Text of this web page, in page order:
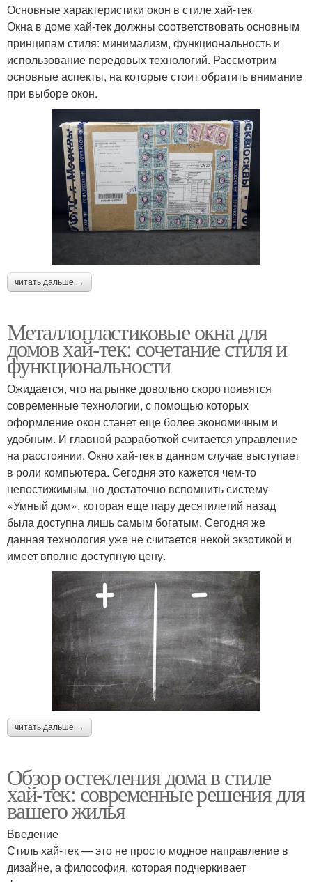
Основные характеристики окон в стиле хай-тек
Окна в доме хай-тек должны соответствовать основным
принципам стиля: минимализм, функциональность и
использование передовых технологий. Рассмотрим
основные аспекты, на которые стоит обратить внимание
при выборе окон.
читать дальше →
Металлопластиковые окна для
домов хай-тек: сочетание стиля и
функциональности
Ожидается, что на рынке довольно скоро появятся
современные технологии, с помощью которых
оформление окон станет еще более экономичным и
удобным. И главной разработкой считается управление
на расстоянии. Окно хай-тек в данном случае выступает
в роли компьютера. Сегодня это кажется чем-то
непостижимым, но достаточно вспомнить систему
«Умный дом», которая еще пару десятилетий назад
была доступна лишь самым богатым. Сегодня же
данная технология уже не считается некой экзотикой и
имеет вполне доступную цену.
читать дальше →
Обзор остекления дома в стиле
хай-тек: современные решения для
вашего жилья
Введение
Стиль хай-тек — это не просто модное направление в
дизайне, а философия, которая подчеркивает